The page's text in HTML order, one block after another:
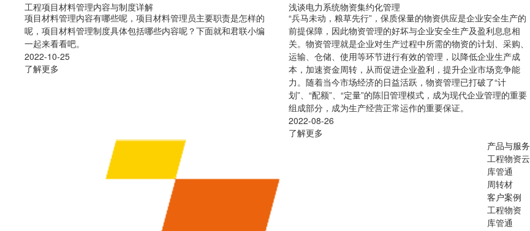
工程项目材料管理内容与制度详解
项目材料管理内容有哪些呢，项目材料管理员主要职责是怎样的
呢，项目材料管理制度具体包括哪些内容呢？下面就和君联小编
一起来看看吧。
2022-10-25
了解更多
浅谈电力系统物资集约化管理
“兵马未动，粮草先行”，保质保量的物资供应是企业安全生产的
前提保障，因此物资管理的好坏与企业安全生产及盈利息息相
关。物资管理就是企业对生产过程中所需的物资的计划、采购、
运输、仓储、使用等环节进行有效的管理，以降低企业生产成
本，加速资金周转，从而促进企业盈利，提升企业市场竞争能
力。随着当今市场经济的日益活跃，物资管理已打破了“计
划”、“配额”、“定量”的陈旧管理模式，成为现代企业管理的重要
组成部分，成为生产经营正常运作的重要保证。
2022-08-26
了解更多
产品与服务
工程物资云
库管通
周转材
客户案例
工程物资
库管通